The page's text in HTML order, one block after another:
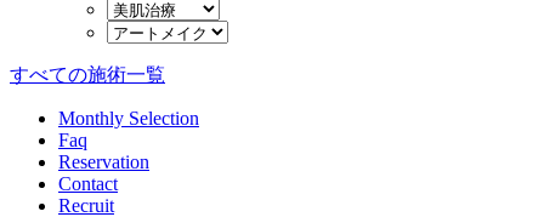
すべての施術一覧
Monthly Selection
Faq
Reservation
Contact
Recruit